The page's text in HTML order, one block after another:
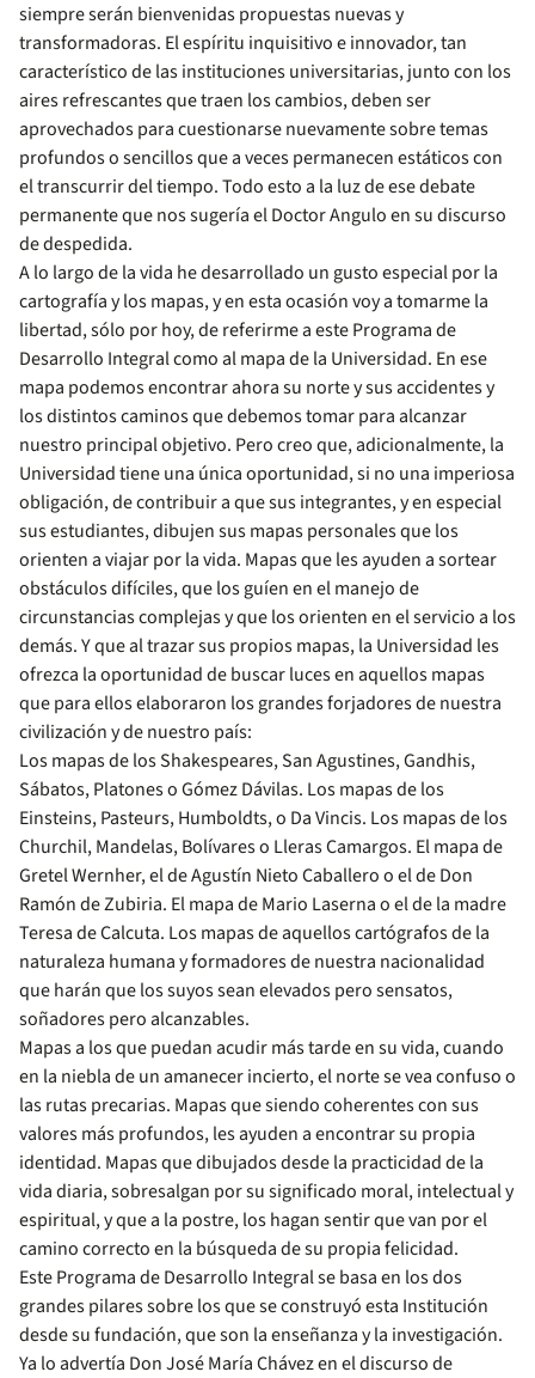
siempre serán bienvenidas propuestas nuevas y
transformadoras. El espíritu inquisitivo e innovador, tan
característico de las instituciones universitarias, junto con los
aires refrescantes que traen los cambios, deben ser
aprovechados para cuestionarse nuevamente sobre temas
profundos o sencillos que a veces permanecen estáticos con
el transcurrir del tiempo. Todo esto a la luz de ese debate
permanente que nos sugería el Doctor Angulo en su discurso
de despedida.
A lo largo de la vida he desarrollado un gusto especial por la
cartografía y los mapas, y en esta ocasión voy a tomarme la
libertad, sólo por hoy, de referirme a este Programa de
Desarrollo Integral como al mapa de la Universidad. En ese
mapa podemos encontrar ahora su norte y sus accidentes y
los distintos caminos que debemos tomar para alcanzar
nuestro principal objetivo. Pero creo que, adicionalmente, la
Universidad tiene una única oportunidad, si no una imperiosa
obligación, de contribuir a que sus integrantes, y en especial
sus estudiantes, dibujen sus mapas personales que los
orienten a viajar por la vida. Mapas que les ayuden a sortear
obstáculos difíciles, que los guíen en el manejo de
circunstancias complejas y que los orienten en el servicio a los
demás. Y que al trazar sus propios mapas, la Universidad les
ofrezca la oportunidad de buscar luces en aquellos mapas
que para ellos elaboraron los grandes forjadores de nuestra
civilización y de nuestro país:
Los mapas de los Shakespeares, San Agustines, Gandhis,
Sábatos, Platones o Gómez Dávilas. Los mapas de los
Einsteins, Pasteurs, Humboldts, o Da Vincis. Los mapas de los
Churchil, Mandelas, Bolívares o Lleras Camargos. El mapa de
Gretel Wernher, el de Agustín Nieto Caballero o el de Don
Ramón de Zubiria. El mapa de Mario Laserna o el de la madre
Teresa de Calcuta. Los mapas de aquellos cartógrafos de la
naturaleza humana y formadores de nuestra nacionalidad
que harán que los suyos sean elevados pero sensatos,
soñadores pero alcanzables.
Mapas a los que puedan acudir más tarde en su vida, cuando
en la niebla de un amanecer incierto, el norte se vea confuso o
las rutas precarias. Mapas que siendo coherentes con sus
valores más profundos, les ayuden a encontrar su propia
identidad. Mapas que dibujados desde la practicidad de la
vida diaria, sobresalgan por su significado moral, intelectual y
espiritual, y que a la postre, los hagan sentir que van por el
camino correcto en la búsqueda de su propia felicidad.
Este Programa de Desarrollo Integral se basa en los dos
grandes pilares sobre los que se construyó esta Institución
desde su fundación, que son la enseñanza y la investigación.
Ya lo advertía Don José María Chávez en el discurso de